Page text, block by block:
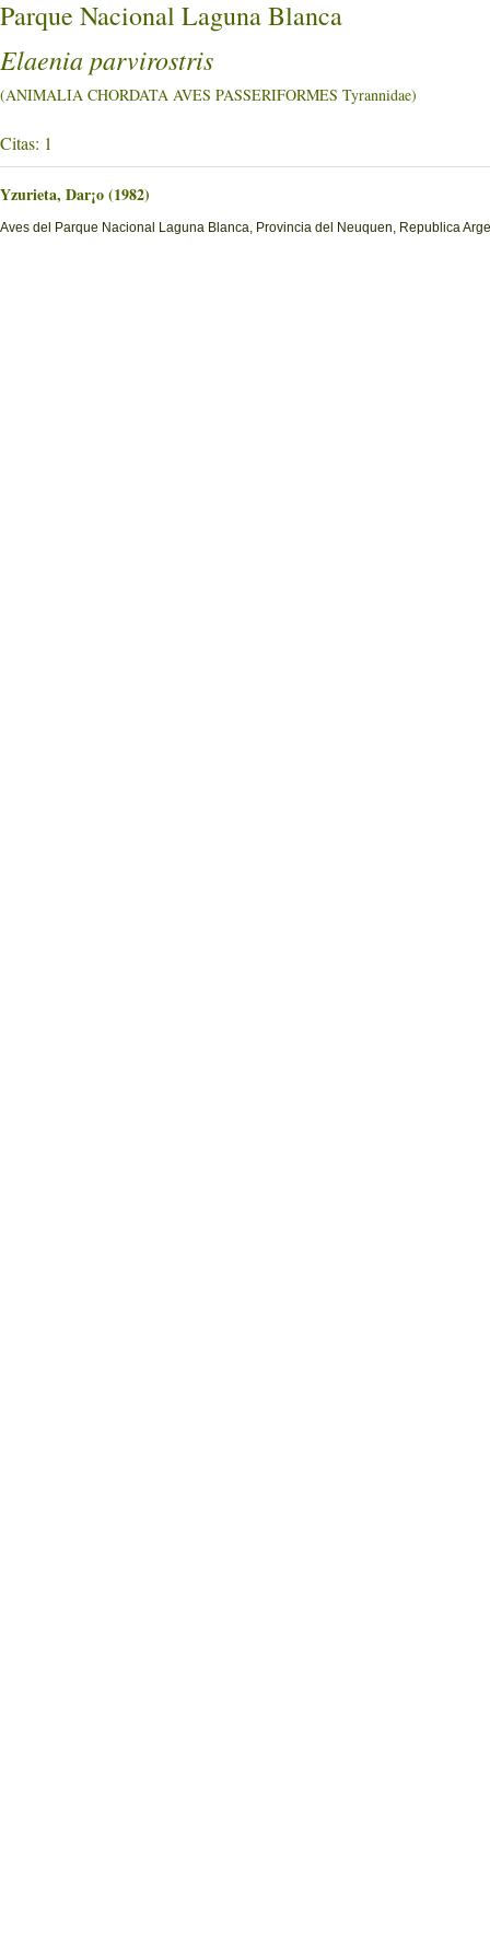
Parque Nacional Laguna Blanca
Elaenia parvirostris
(ANIMALIA CHORDATA AVES PASSERIFORMES Tyrannidae)
Citas: 1
Yzurieta, Dar¡o (1982)
Aves del Parque Nacional Laguna Blanca, Provincia del Neuquen, Republica